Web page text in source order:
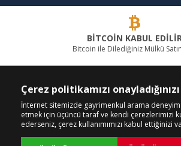
BİTCOİN KABUL
Bitcoin ile Dilediğiniz Mülkü
BİZİ ARAYIN BİZİ
+90 242 324 54 94
Çerez politikamızı
İnternet sitemizde gayrimenkul arama
etmek için üçüncü taraf ve kendi çerezlerimizi
ederseniz, çerez kullanımımızı kabul ettiğinizi